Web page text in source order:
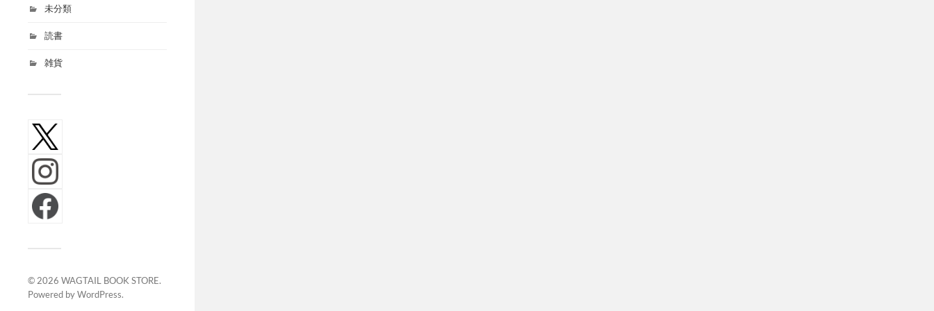
未分類
読書
雑貨
© 2026 WAGTAIL BOOK STORE.
Powered byWordPress.